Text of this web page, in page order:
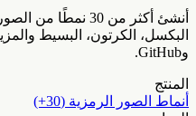
أنشئ أكثر من 30
وGitHub.
المنتج
أنماط الصور الرمزية (30+)